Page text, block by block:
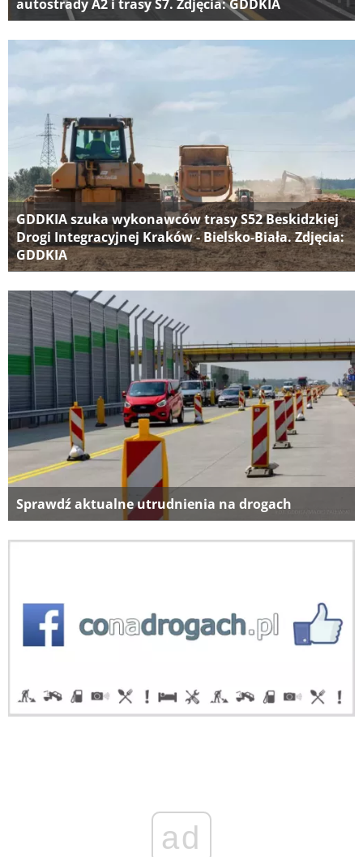
autostrady A2 i trasy S7. Zdjęcia: GDDKIA
GDDKIA szuka wykonawców trasy S52 Beskidzkiej
Drogi Integracyjnej Kraków - Bielsko-Biała. Zdjęcia:
GDDKIA
Sprawdź aktualne utrudnienia na drogach
ad